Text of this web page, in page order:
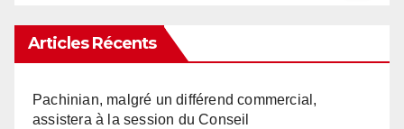
Articles Récents
Pachinian, malgré un différend commercial,
assistera à la session du Conseil